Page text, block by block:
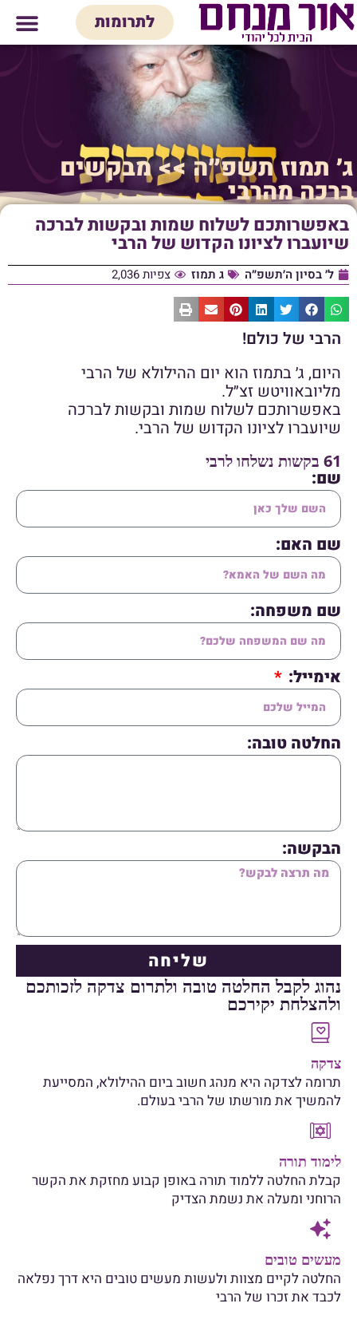
לתוכן
לתרומות
ג׳ תמוז תשפ״ה >> מבקשים
ברכה מהרבי
באפשרותכם לשלוח שמות ובקשות לברכה
שיועברו לציונו הקדוש של הרבי
ל׳ בסיון ה׳תשפ״ה ג תמוז צפיות 2,036
הרבי של כולם!
היום, ג׳ בתמוז הוא יום ההילולא של הרבי
מליובאוויטש זצ״ל.
באפשרותכם לשלוח שמות ובקשות לברכה
שיועברו לציונו הקדוש של הרבי.
61 בקשות נשלחו לרבי
שם:
שם האם:
שם משפחה:
אימייל:
החלטה טובה:
הבקשה:
שליחה
נהוג לקבל החלטה טובה ולתרום צדקה לזכותכם
ולהצלחת יקירכם
צדקה
תרומה לצדקה היא מנהג חשוב ביום ההילולא, המסייעת
להמשיך את מורשתו של הרבי בעולם.
לימוד תורה
קבלת החלטה ללמוד תורה באופן קבוע מחזקת את הקשר
הרוחני ומעלה את נשמת הצדיק
מעשים טובים
החלטה לקיים מצוות ולעשות מעשים טובים היא דרך נפלאה
לכבד את זכרו של הרבי